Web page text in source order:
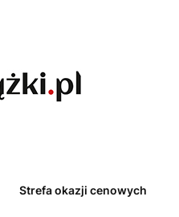
Strefa okazji cenowych